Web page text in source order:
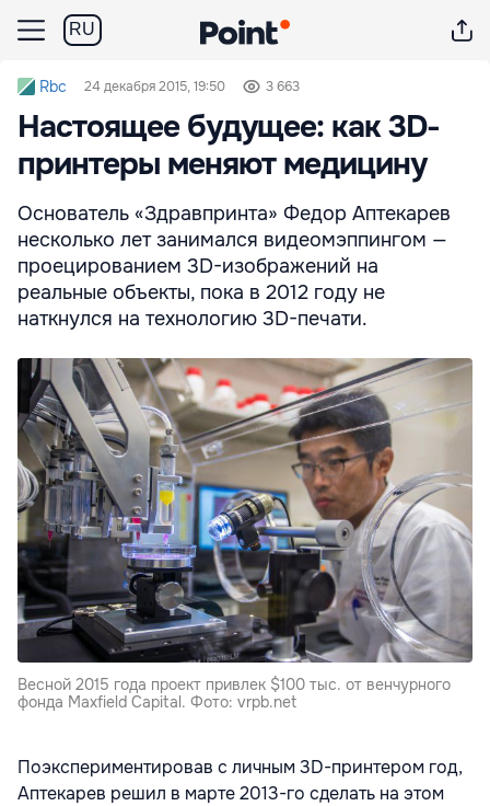
RU
Rbc 24 декабря 2015, 19:50 3 663
Настоящее будущее: как 3D-
принтеры меняют медицину
Основатель «Здравпринта» Федор Аптекарев
несколько лет занимался видеомэппингом —
проецированием 3D-изображений на
реальные объекты, пока в 2012 году не
наткнулся на технологию 3D-печати.
Весной 2015 года проект привлек $100 тыс. от венчурного
фонда Maxfield Capital. Фото: vrpb.net
Поэкспериментировав с личным 3D-принтером год,
Аптекарев решил в марте 2013-го сделать на этом